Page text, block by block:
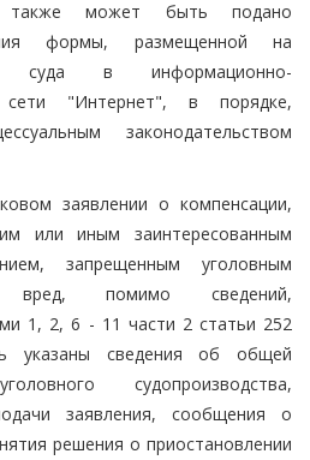
также может быть подано
формы, размещенной на
суда в информационно-
сети "Интернет", в порядке,
законодательством
заявлении о компенсации,
или иным заинтересованным
запрещенным уголовным
вред, помимо сведений,
1, 2, 6 - 11 части 2 статьи 252
сведения об общей
судопроизводства,
заявления, сообщения о
решения о приостановлении